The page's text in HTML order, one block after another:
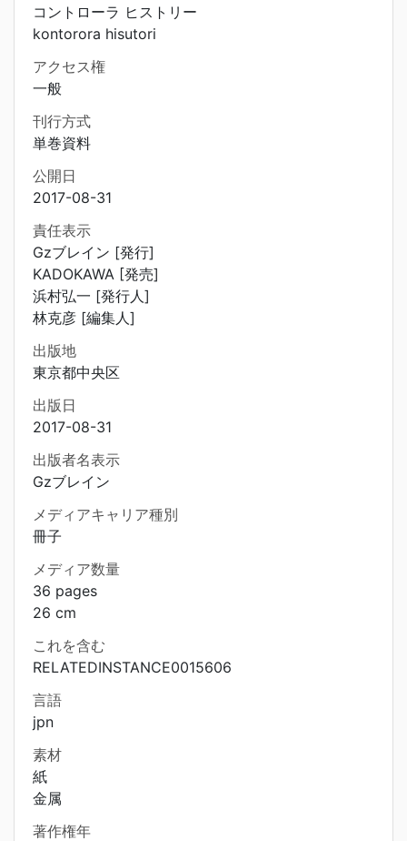
コントローラ ヒストリー
kontorora hisutori
アクセス権
一般
刊行方式
単巻資料
公開日
2017-08-31
責任表示
Gzブレイン [発行]
KADOKAWA [発売]
浜村弘一 [発行人]
林克彦 [編集人]
出版地
東京都中央区
出版日
2017-08-31
出版者名表示
Gzブレイン
メディアキャリア種別
冊子
メディア数量
36 pages
26 cm
これを含む
RELATEDINSTANCE0015606
言語
jpn
素材
紙
金属
著作権年